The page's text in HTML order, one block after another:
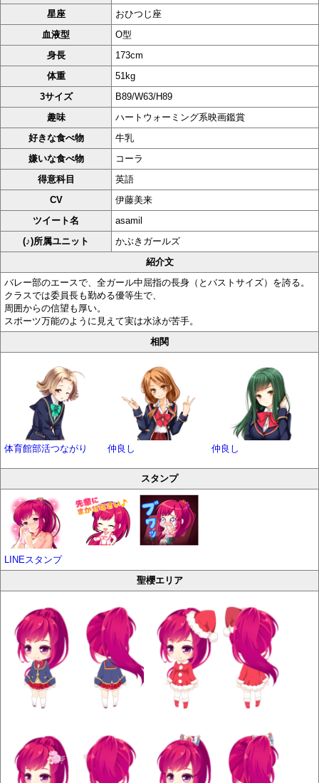
星座
おひつじ座
血液型
O型
身長
173cm
体重
51kg
3サイズ
B89/W63/H89
趣味
ハートウォーミング系映画鑑賞
好きな食べ物
牛乳
嫌いな食べ物
コーラ
得意科目
英語
CV
伊藤美来
ツイート名
asamil
(♪)所属ユニット
かぶきガールズ
紹介文
バレー部のエースで、全ガール中屈指の長身（とバストサイズ）を誇る。
クラスでは委員長も勤める優等生で、
周囲からの信望も厚い。
スポーツ万能のように見えて実は水泳が苦手。
相関
体育館部活つながり 仲良し 仲良し
スタンプ
LINEスタンプ
聖櫻エリア